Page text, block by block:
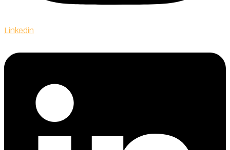
Linkedin